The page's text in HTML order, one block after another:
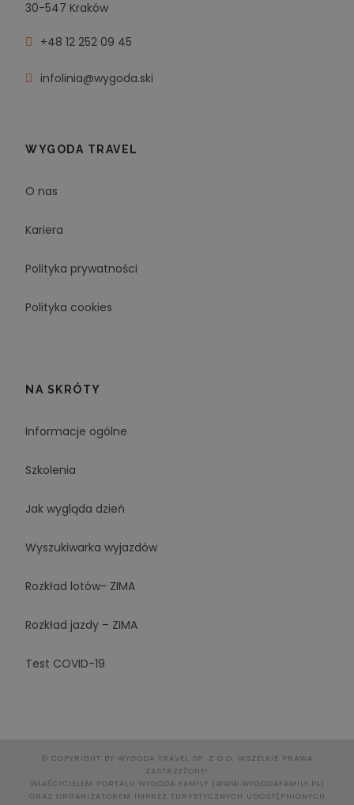
30-547 Kraków
+48 12 252 09 45
infolinia@wygoda.ski
WYGODA TRAVEL
O nas
Kariera
Polityka prywatności
Polityka cookies
NA SKRÓTY
Informacje ogólne
Szkolenia
Jak wygląda dzień
Wyszukiwarka wyjazdów
Rozkład lotów- ZIMA
Rozkład jazdy – ZIMA
Test COVID-19
© COPYRIGHT BY WYGODA TRAVEL SP. Z O.O. WSZELKIE PRAWA
ZASTRZEŻONE!
WŁAŚCICIELEM PORTALU WYGODA FAMILY (WWW.WYGODAFAMILY.PL)
ORAZ ORGANIZATOREM IMPREZ TURYSTYCZNYCH UDOSTĘPNIONYCH